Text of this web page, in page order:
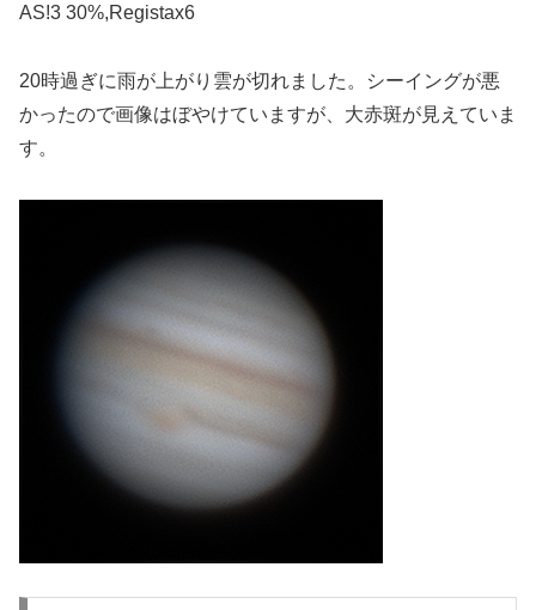
AS!3 30%,Registax6
20時過ぎに雨が上がり雲が切れました。シーイングが悪
かったので画像はぼやけていますが、大赤斑が見えていま
す。